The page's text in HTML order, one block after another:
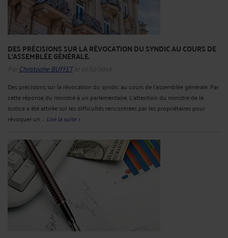
DES PRÉCISIONS SUR LA RÉVOCATION DU SYNDIC AU COURS DE
L'ASSEMBLÉE GÉNÉRALE.
Par Christophe BUFFETle 01/12/2019
Des précisions sur la révocation du syndic au cours de l'assemblée générale. Par
cette réponse du ministre à un parlementaire. L’attention du ministre de la
Justice a été attirée sur les difficultés rencontrées par les propriétaires pour
révoquer un ... Lire la suite >